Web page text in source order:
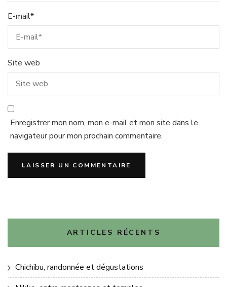
E-mail*
Site web
Enregistrer mon nom, mon e-mail et mon site dans le
navigateur pour mon prochain commentaire.
ARTICLES RÉCENTS
Chichibu, randonnée et dégustations